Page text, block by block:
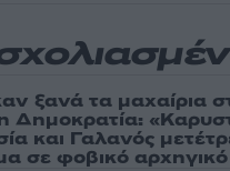
ξανά τα μαχαίρια
Δημοκρατία:
και Γαλανός
σε φοβικό